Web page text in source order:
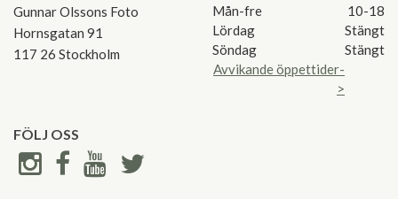
Gunnar Olssons Foto
Hornsgatan 91
117 26 Stockholm
Mån-fre
10-18
Lördag
Stängt
Söndag
Stängt
Avvikande öppettider-
>
FÖLJ OSS